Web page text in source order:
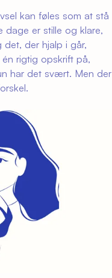
kan føles som at stå
dage er stille og klare,
det, der hjalp i går,
rigtig opskrift på,
har det svært. Men der